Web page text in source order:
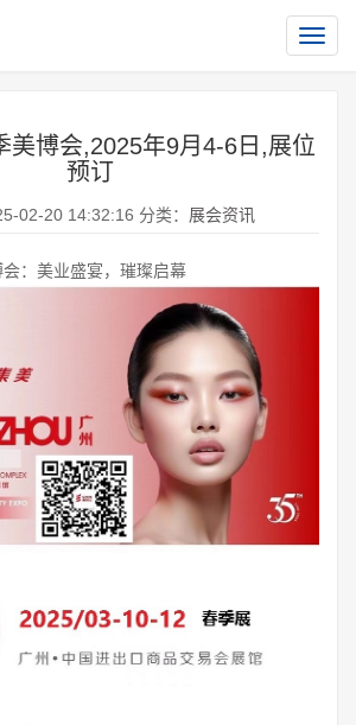
切
美博会,2025年9月4-6日,展位
预订
02-20 14:32:16 分类： 展会资讯
：美业盛宴，璀璨启幕